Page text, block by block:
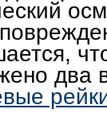
два